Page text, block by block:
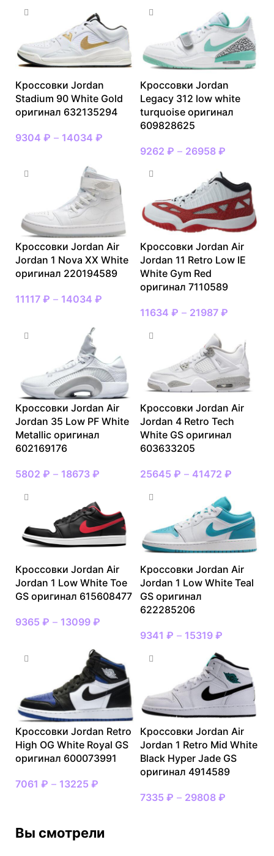
Кроссовки Jordan
Stadium 90 White Gold
оригинал 632135294
9304 ₽ – 14034 ₽
Кроссовки Jordan
Legacy 312 low white
turquoise оригинал
609828625
9262 ₽ – 26958 ₽
Кроссовки Jordan Air
Jordan 1 Nova XX White
оригинал 220194589
11117 ₽ – 14034 ₽
Кроссовки Jordan Air
Jordan 11 Retro Low IE
White Gym Red
оригинал 7110589
11634 ₽ – 21987 ₽
Кроссовки Jordan Air
Jordan 35 Low PF White
Metallic оригинал
602169176
5802 ₽ – 18673 ₽
Кроссовки Jordan Air
Jordan 4 Retro Tech
White GS оригинал
603633205
25645 ₽ – 41472 ₽
Кроссовки Jordan Air
Jordan 1 Low White Toe
GS оригинал 615608477
9365 ₽ – 13099 ₽
Кроссовки Jordan Air
Jordan 1 Low White Teal
GS оригинал
622285206
9341 ₽ – 15319 ₽
Кроссовки Jordan Retro
High OG White Royal GS
оригинал 600073991
7061 ₽ – 13225 ₽
Кроссовки Jordan Air
Jordan 1 Retro Mid White
Black Hyper Jade GS
оригинал 4914589
7335 ₽ – 29808 ₽
Вы смотрели